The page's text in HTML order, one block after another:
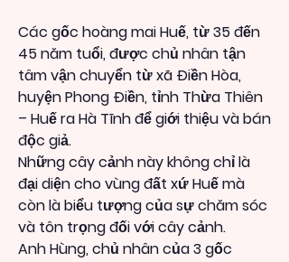
Các gốc hoàng mai Huế, từ 35 đến
45 năm tuổi, được chủ nhân tận
tâm vận chuyển từ xã Điền Hòa,
huyện Phong Điền, tỉnh Thừa Thiên
– Huế ra Hà Tĩnh để giới thiệu và bán
độc giả.
Những cây cảnh này không chỉ là
đại diện cho vùng đất xứ Huế mà
còn là biểu tượng của sự chăm sóc
và tôn trọng đối với cây cảnh.
Anh Hùng, chủ nhân của 3 gốc